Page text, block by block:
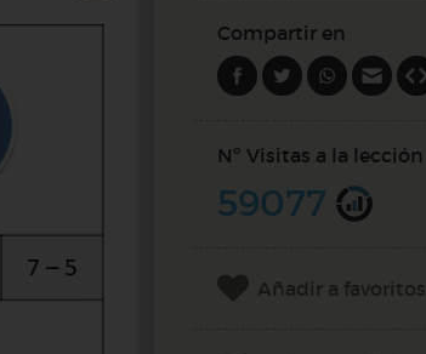
Compartir en
Nº Visitas a la lección
59077
Añadir a favoritos